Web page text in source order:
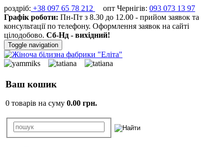
роздріб: +38 097 65 78 212 опт Чернігів: 093 073 13 97
Графік роботи: Пн-Пт з 8.30 до 12.00 - прийом заявок та
консультації по телефону. Оформлення заявок на сайті
цілодобово. Сб-Нд - вихідний!
Toggle navigation
Ваш кошик
0 товарів на суму 0.00 грн.